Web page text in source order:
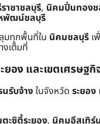
าชาชลบุรี, นิคมปิ่นทองช
พัฒน์ชลบุรี
มทุกพื้นที่ใน นิคมชลบุรี เ
เต็มที่
ยอง และเขตเศรษฐ
นรับจ้างในจังหวัด ระยอง
ะซิตี้ระยอง, นิคมอีสเทิร์